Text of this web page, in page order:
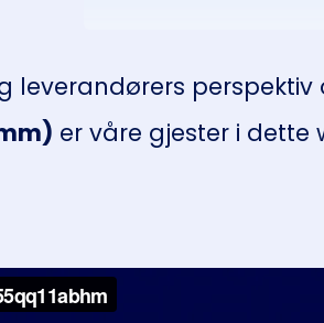
perspektiv
er våre gjester i dette